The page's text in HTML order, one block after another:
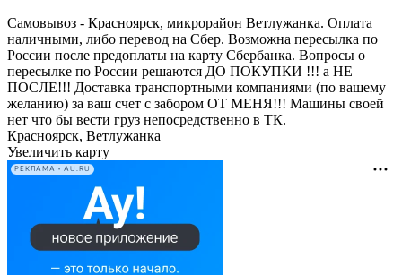
Самовывоз - Красноярск, микрорайон Ветлужанка. Оплата
наличными, либо перевод на Сбер. Возможна пересылка по
России после предоплаты на карту Сбербанка. Вопросы о
пересылке по России решаются ДО ПОКУПКИ !!! а НЕ
ПОСЛЕ!!! Доставка транспортными компаниями (по вашему
желанию) за ваш счет с забором ОТ МЕНЯ!!! Машины своей
нет что бы вести груз непосредственно в ТК.
Красноярск, Ветлужанка
Увеличить карту
РЕКЛАМА • AU.RU